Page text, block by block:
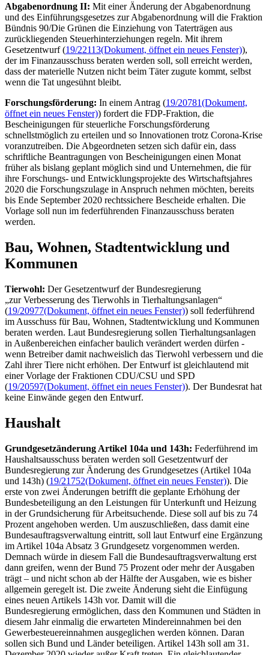
Abgabenordnung II: Mit einer Änderung der Abgabenordnung
und des Einführungsgesetzes zur Abgabenordnung will die Fraktion
Bündnis 90/Die Grünen die Einziehung von Taterträgen aus
zurückliegenden Steuerhinterziehungen regeln. Mit ihrem
Gesetzentwurf (19/22113(Dokument, öffnet ein neues Fenster)),
der im Finanzausschuss beraten werden soll, soll erreicht werden,
dass der materielle Nutzen nicht beim Täter zugute kommt, selbst
wenn die Tat ungesühnt bleibt.
Forschungsförderung: In einem Antrag (19/20781(Dokument,
öffnet ein neues Fenster)) fordert die FDP-Fraktion, die
Bescheinigungen für steuerliche Forschungsförderung
schnellstmöglich zu erteilen und so Innovationen trotz Corona-Krise
voranzutreiben. Die Abgeordneten setzen sich dafür ein, dass
schriftliche Beantragungen von Bescheinigungen einen Monat
früher als bislang geplant möglich sind und Unternehmen, die für
ihre Forschungs- und Entwicklungsprojekte des Wirtschaftsjahres
2020 die Forschungszulage in Anspruch nehmen möchten, bereits
bis Ende September 2020 rechtssichere Bescheide erhalten. Die
Vorlage soll nun im federführenden Finanzausschuss beraten
werden.
Bau, Wohnen, Stadtentwicklung und
Kommunen
Tierwohl: Der Gesetzentwurf der Bundesregierung
„zur Verbesserung des Tierwohls in Tierhaltungsanlagen“
(19/20977(Dokument, öffnet ein neues Fenster)) soll federführend
im Ausschuss für Bau, Wohnen, Stadtentwicklung und Kommunen
beraten werden. Laut Bundesregierung sollen Tierhaltungsanlagen
in Außenbereichen einfacher baulich verändert werden dürfen -
wenn Betreiber damit nachweislich das Tierwohl verbessern und die
Zahl ihrer Tiere nicht erhöhen. Der Entwurf ist gleichlautend mit
einer Vorlage der Fraktionen CDU/CSU und SPD
(19/20597(Dokument, öffnet ein neues Fenster)). Der Bundesrat hat
keine Einwände gegen den Entwurf.
Haushalt
Grundgesetzänderung Artikel 104a und 143h: Federführend im
Haushaltsausschuss beraten werden soll Gesetzentwurf der
Bundesregierung zur Änderung des Grundgesetzes (Artikel 104a
und 143h) (19/21752(Dokument, öffnet ein neues Fenster)). Die
erste von zwei Änderungen betrifft die geplante Erhöhung der
Bundesbeteiligung an den Leistungen für Unterkunft und Heizung
in der Grundsicherung für Arbeitsuchende. Diese soll auf bis zu 74
Prozent angehoben werden. Um auszuschließen, dass damit eine
Bundesauftragsverwaltung eintritt, soll laut Entwurf eine Ergänzung
im Artikel 104a Absatz 3 Grundgesetz vorgenommen werden.
Demnach würde in diesem Fall die Bundesauftragsverwaltung erst
dann greifen, wenn der Bund 75 Prozent oder mehr der Ausgaben
trägt – und nicht schon ab der Hälfte der Ausgaben, wie es bisher
allgemein geregelt ist. Die zweite Änderung sieht die Einfügung
eines neuen Artikels 143h vor. Damit will die
Bundesregierung ermöglichen, dass den Kommunen und Städten in
diesem Jahr einmalig die erwarteten Mindereinnahmen bei den
Gewerbesteuereinnahmen ausgeglichen werden können. Daran
sollen sich Bund und Länder beteiligen. Artikel 143h soll am 31.